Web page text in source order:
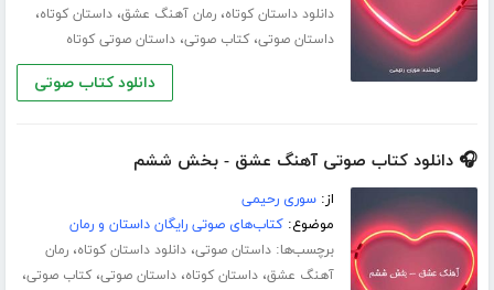
دانلود داستان کوتاه،رمان آهنگ عشق،داستان کوتاه،
داستان صوتی،کتاب صوتی،داستان صوتی کوتاه
دانلود کتاب صوتی
🎧 دانلود کتاب صوتی آهنگ عشق - بخش ششم
از:سوری رحیمی
موضوع:کتاب‌های صوتی رایگان داستان و رمان
برچسب‌ها:داستان صوتی،دانلود داستان کوتاه،رمان
آهنگ عشق،داستان کوتاه،داستان صوتی،کتاب صوتی،